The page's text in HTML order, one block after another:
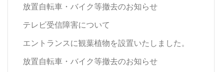
放置自転車・バイク等撤去のお知らせ
テレビ受信障害について
エントランスに観葉植物を設置いたしました。
放置自転車・バイク等撤去のお知らせ